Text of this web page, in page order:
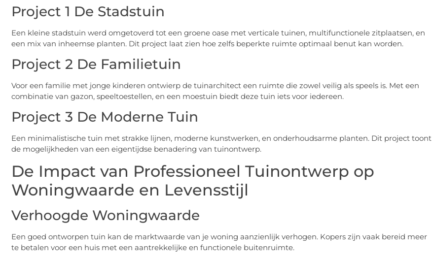
Project 1 De Stadstuin
Een kleine stadstuin werd omgetoverd tot een groene oase met verticale tuinen, multifunctionele zitplaatsen, en
een mix van inheemse planten. Dit project laat zien hoe zelfs beperkte ruimte optimaal benut kan worden.
Project 2 De Familietuin
Voor een familie met jonge kinderen ontwierp de tuinarchitect een ruimte die zowel veilig als speels is. Met een
combinatie van gazon, speeltoestellen, en een moestuin biedt deze tuin iets voor iedereen.
Project 3 De Moderne Tuin
Een minimalistische tuin met strakke lijnen, moderne kunstwerken, en onderhoudsarme planten. Dit project toont
de mogelijkheden van een eigentijdse benadering van tuinontwerp.
De Impact van Professioneel Tuinontwerp op
Woningwaarde en Levensstijl
Verhoogde Woningwaarde
Een goed ontworpen tuin kan de marktwaarde van je woning aanzienlijk verhogen. Kopers zijn vaak bereid meer
te betalen voor een huis met een aantrekkelijke en functionele buitenruimte.